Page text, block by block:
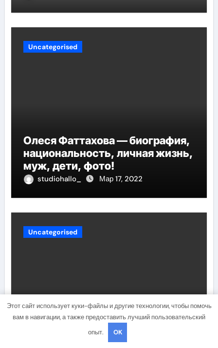
Uncategorised
Олеся Фаттахова — биография,
национальность, личная жизнь,
муж, дети, фото!
studiohallo_ Мар 17, 2022
Uncategorised
Причины и лечение жировиков
Этот сайт использует куки-файлы и другие технологии, чтобы помочь
вам в навигации, а также предоставить лучший пользовательский
опыт.
OK